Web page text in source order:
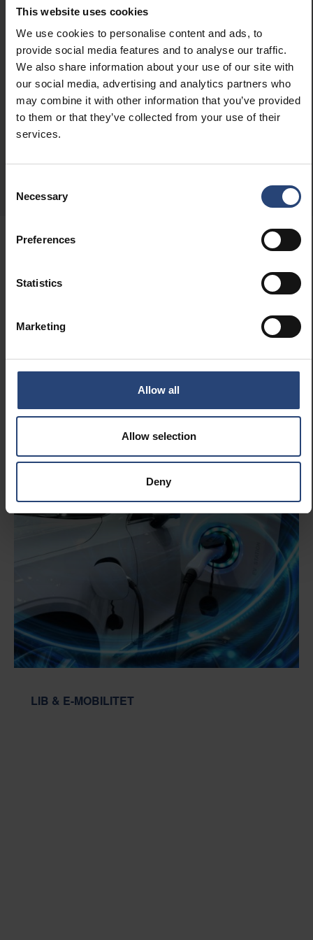
This website uses cookies
We use cookies to personalise content and ads, to
provide social media features and to analyse our traffic.
We also share information about your use of our site with
our social media, advertising and analytics partners who
may combine it with other information that you’ve provided
to them or that they’ve collected from your use of their
services.
Selection
Necessary
Preferences
Statistics
Marketing
Allow all
Allow selection
Deny
Digitale løsninger
Vores sporingsløsninger gør det muligt for virksomheder
at opnå gennemsigtighed og ansvarlighed i globale
forsyningskæder.
Se digitale løsninger
Vores lokationer
Vores globale supply & service platform består af omkring
Bæredygtige
emballageløsninger
til din branche
Se alle brancher
LIB & E-MOBILITET